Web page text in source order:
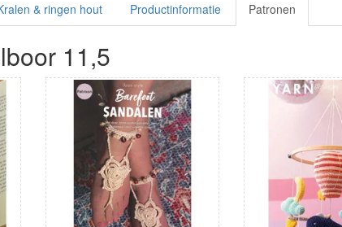
& ringen hout Productinformatie Patronen
11,5